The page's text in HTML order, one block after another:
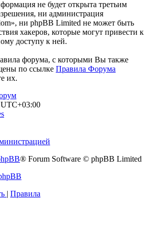
не будет открыта третьим
ни администрация
ни phpBB Limited не может быть
хакеров, которые могут привести к
доступу к ней.
форума, с которыми Вы также
по ссылке Правила Форума
их.
UTC+03:00
® Forum Software © phpBB Limited
| Правила